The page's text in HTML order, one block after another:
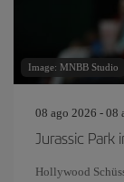
Image: MNBB Studio
08 ago 2026 - 08
Jurassic Park
Hollywood